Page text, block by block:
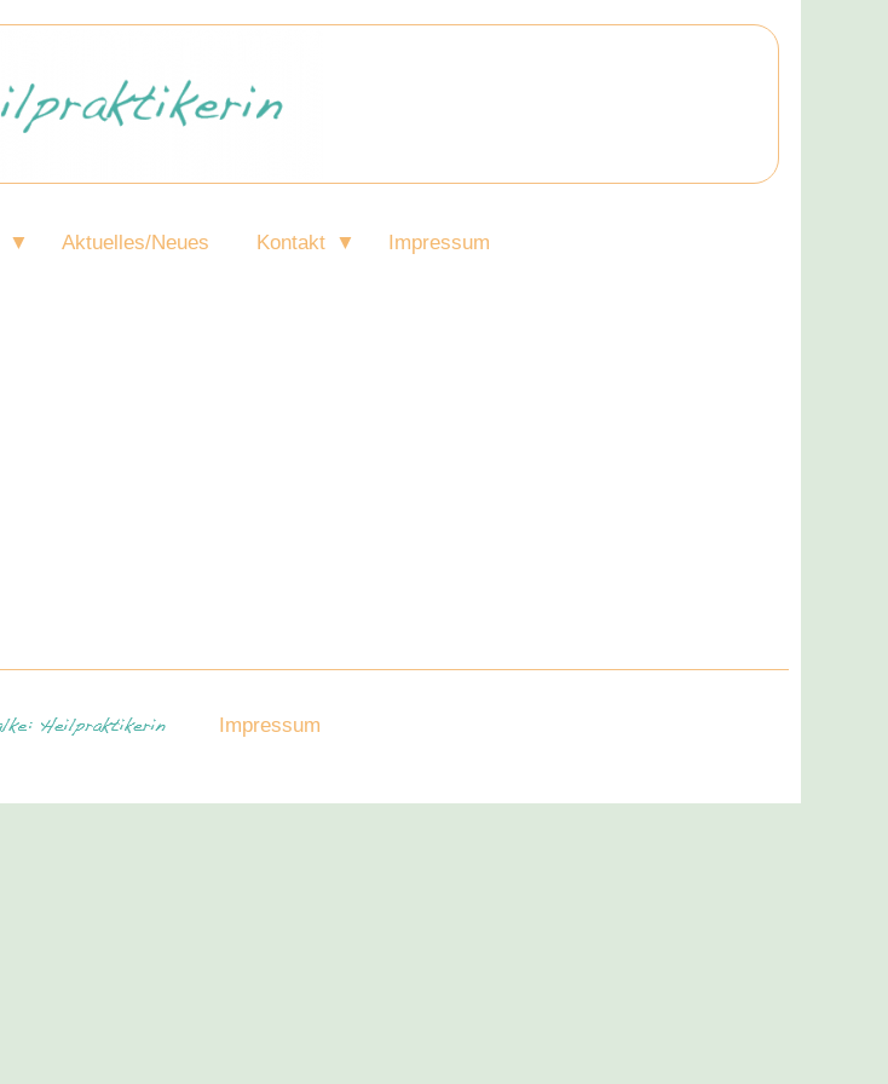
Aktuelles/Neues Kontakt Impressum
Impressum